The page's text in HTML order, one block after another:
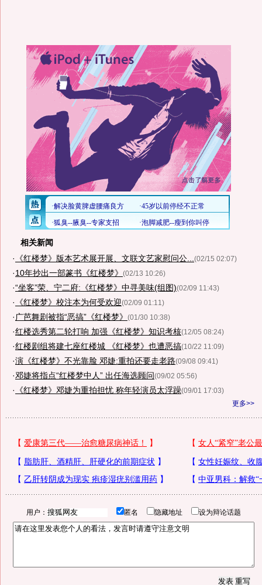
相关新闻
·
《红楼梦》版本艺术展开展、文联文艺家慰问公... (02/15 02:07)
·10年抄出一部篆书《红楼梦》 (02/13 10:26)
·“坐客”荣、宁二府:《红楼梦》中寻美味(组图)(02/09 11:43)
· 《红楼梦》校注本为何受欢迎(02/09 01:11)
· 广芭舞剧被指“恶搞”《红楼梦》 (01/30 10:38)
·红楼选秀第二轮打响 加强《红楼梦》知识考核(12/05 08:24)
·红楼剧组将建七座红楼城 《红楼梦》也遭恶搞(10/22 11:09)
·演《红楼梦》不光靠脸 邓婕:重拍还要走老路(09/08 09:41)
·邓婕将指点“红楼梦中人” 出任海选顾问(09/02 05:56)
· 《红楼梦》邓婕为重拍担忧 称年轻演员太浮躁(09/01 17:03)
更多>>
用户： 匿名 隐藏地址 设为辩论话题